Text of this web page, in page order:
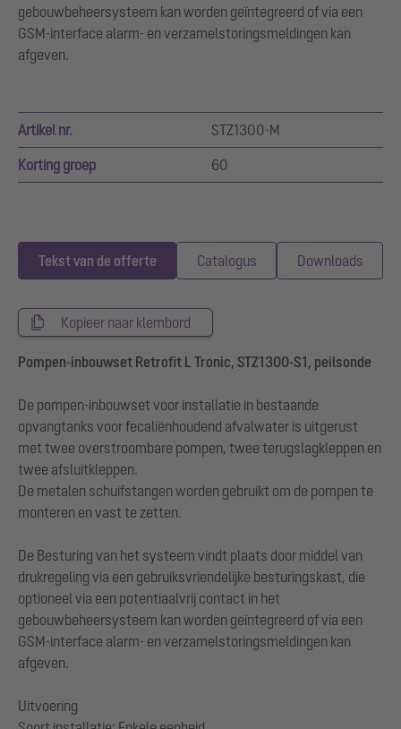
gebouwbeheersysteem kan worden geïntegreerd of via een
GSM-interface alarm- en verzamelstoringsmeldingen kan
afgeven.
Artikel nr. STZ1300-M
Korting groep 60
Tekst van de offerte Catalogus Downloads
Kopieer naar klembord
Pompen-inbouwset Retrofit L Tronic, STZ1300-S1, peilsonde
De pompen-inbouwset voor installatie in bestaande
opvangtanks voor fecaliënhoudend afvalwater is uitgerust
met twee overstroombare pompen, twee terugslagkleppen en
twee afsluitkleppen.
De metalen schuifstangen worden gebruikt om de pompen te
monteren en vast te zetten.
De Besturing van het systeem vindt plaats door middel van
drukregeling via een gebruiksvriendelijke besturingskast, die
optioneel via een potentiaalvrij contact in het
gebouwbeheersysteem kan worden geïntegreerd of via een
GSM-interface alarm- en verzamelstoringsmeldingen kan
afgeven.
Uitvoering